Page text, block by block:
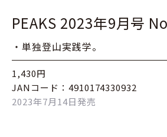
PEAKS 2023年9月号
・単独登山実践学。
1,430円
JANコード：4910174330932
2023年7月14日発売